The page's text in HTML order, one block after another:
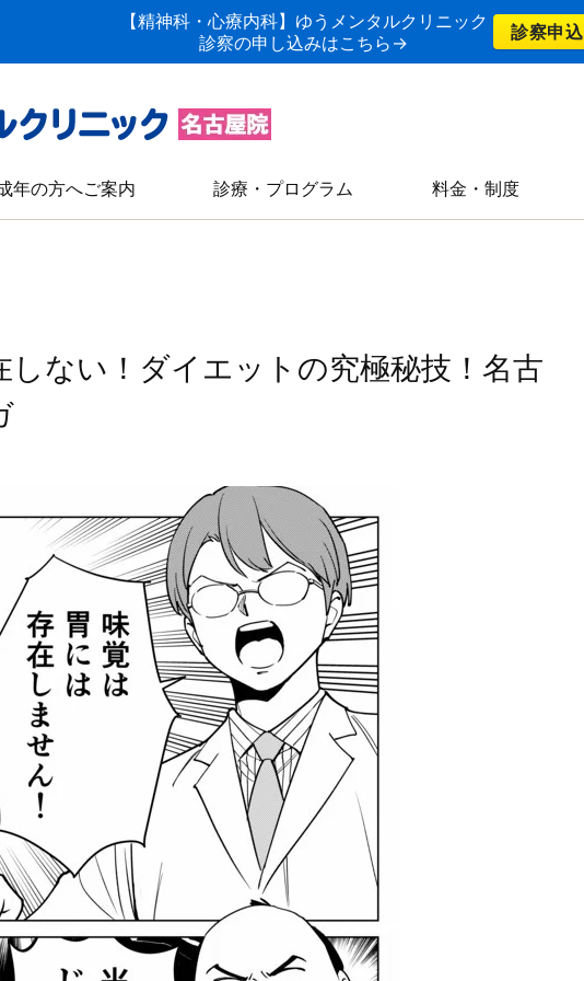
【精神科・心療内科】ゆうメンタルクリニック
診察の申し込みはこちら→
診察申込
年の方へご案内 診療・プログラム 料金・制度
しない！ダイエットの究極秘技！名古